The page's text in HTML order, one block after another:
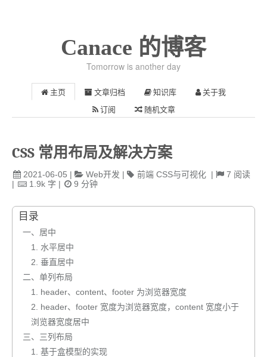
Canace 的博客
Tomorrow is another day
主页 文章归档 知识库 关于我
订阅 随机文章
CSS 常用布局及解决方案
2021-06-05 | Web开发 | 前端 CSS与可视化 | 7 阅读
|
1.9k 字 | 9 分钟
目录
一、居中
1. 水平居中
2. 垂直居中
二、单列布局
1. header、content、footer 为浏览器宽度
2. header、footer 宽度为浏览器宽度，content 宽度小于
浏览器宽度居中
三、三列布局
1. 基于盒模型的实现